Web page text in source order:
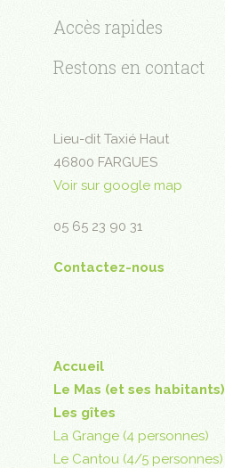
Accès rapides
Restons en contact
Lieu-dit Taxié Haut
46800 FARGUES
Voir sur google map
05 65 23 90 31
Contactez-nous
Accueil
Le Mas (et ses habitants)
Les gîtes
La Grange (4 personnes)
Le Cantou (4/5 personnes)